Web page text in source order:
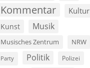
Kommentar Kultur
Kunst Musik
Musisches Zentrum NRW
Party Politik Polizei